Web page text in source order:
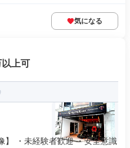
気になる
上可
】 ・未経験者歓迎 ・安全意識